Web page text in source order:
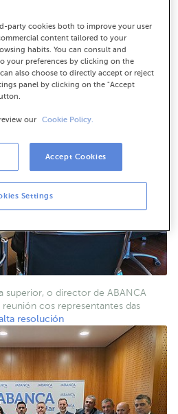
tradicional e iniciativas
de peixe
superior, o director de ABANCA
reunión cos representantes das
resolución
party cookies both to improve your user
content tailored to your
habits. You can consult and
your preferences by clicking on the
also choose to directly accept or reject
panel by clicking on the "Accept
our Cookie Policy.
Settings
Accept Cookies